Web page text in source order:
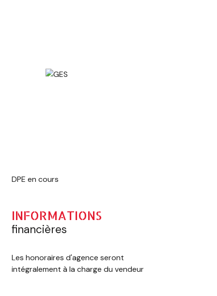
DPE en cours
INFORMATIONS
financières
Les honoraires d'agence seront
intégralement à la charge du vendeur